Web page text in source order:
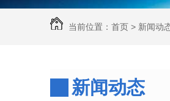
当前位置： 首页 > 新闻动
新闻动态